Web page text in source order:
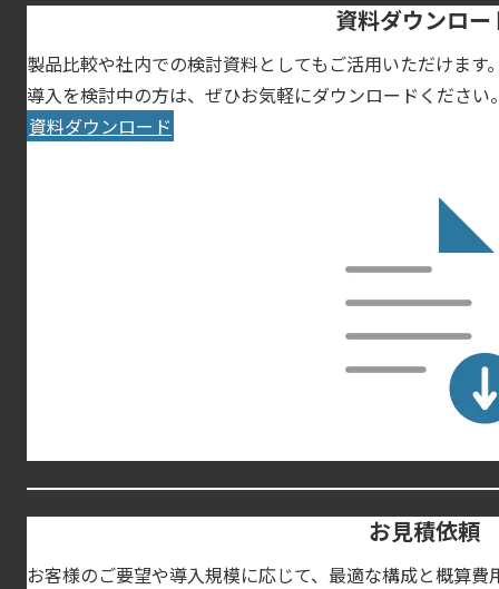
資料ダウンロー
製品比較や社内での検討資料としてもご活用いただけます
導入を検討中の方は、ぜひお気軽にダウンロードください
資料ダウンロード
お見積依頼
お客様のご要望や導入規模に応じて、最適な構成と概算